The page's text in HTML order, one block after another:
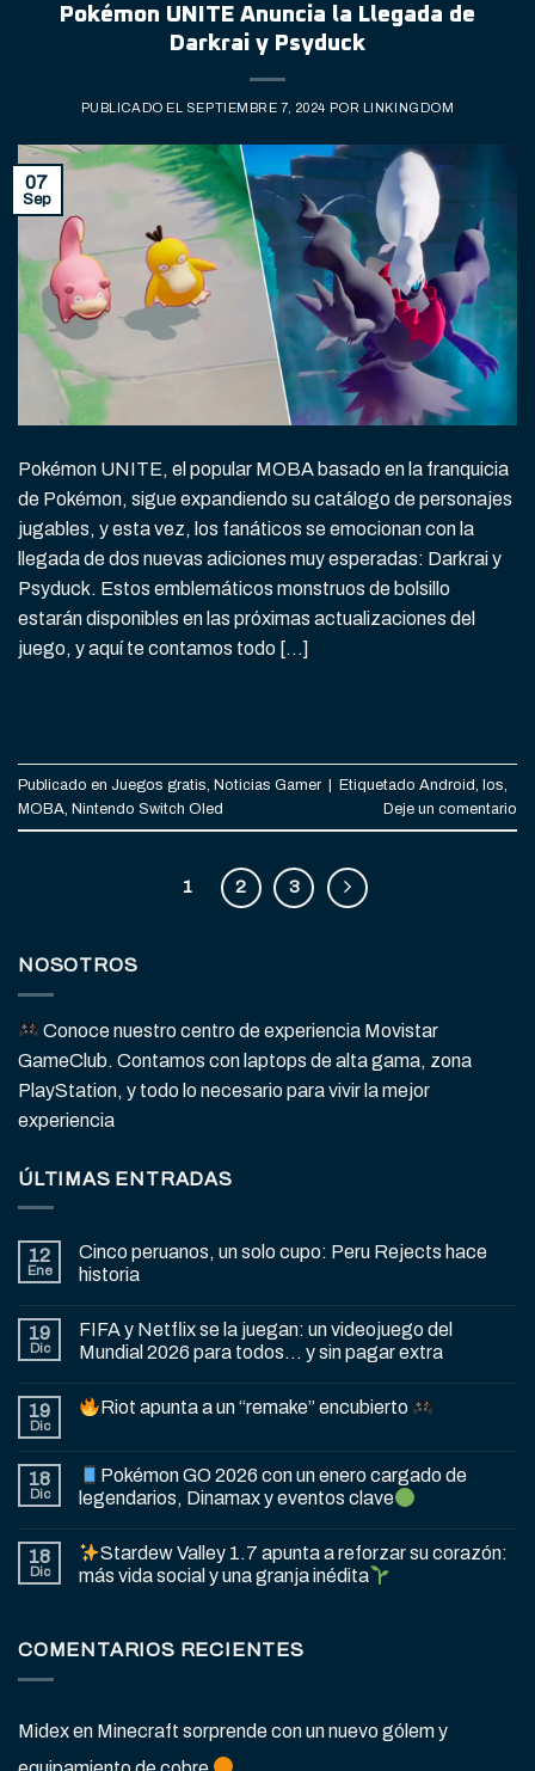
Pokémon UNITE Anuncia la Llegada de
Darkrai y Psyduck
PUBLICADO EL SEPTIEMBRE 7, 2024 POR LINKINGDOM
07
Sep
Pokémon UNITE, el popular MOBA basado en la franquicia
de Pokémon, sigue expandiendo su catálogo de personajes
jugables, y esta vez, los fanáticos se emocionan con la
llegada de dos nuevas adiciones muy esperadas: Darkrai y
Psyduck. Estos emblemáticos monstruos de bolsillo
estarán disponibles en las próximas actualizaciones del
juego, y aquí te contamos todo […]
Publicado en Juegos gratis Noticias Gamer | Etiquetado Android Ios
MOBA Nintendo Switch Oled Deje un comentario
1 2 3
NOSOTROS
Conoce nuestro centro de experiencia Movistar
GameClub. Contamos con laptops de alta gama, zona
PlayStation, y todo lo necesario para vivir la mejor
experiencia
ÚLTIMAS ENTRADAS
12
Ene
Cinco peruanos, un solo cupo: Peru Rejects hace
historia
19
Dic
FIFA y Netflix se la juegan: un videojuego del
Mundial 2026 para todos… y sin pagar extra
19
Dic
Riot apunta a un “remake” encubierto
18
Dic
Pokémon GO 2026 con un enero cargado de
legendarios, Dinamax y eventos clave
18
Dic
Stardew Valley 1.7 apunta a reforzar su corazón:
más vida social y una granja inédita
COMENTARIOS RECIENTES
Midexen Minecraft sorprende con un nuevo gólem y